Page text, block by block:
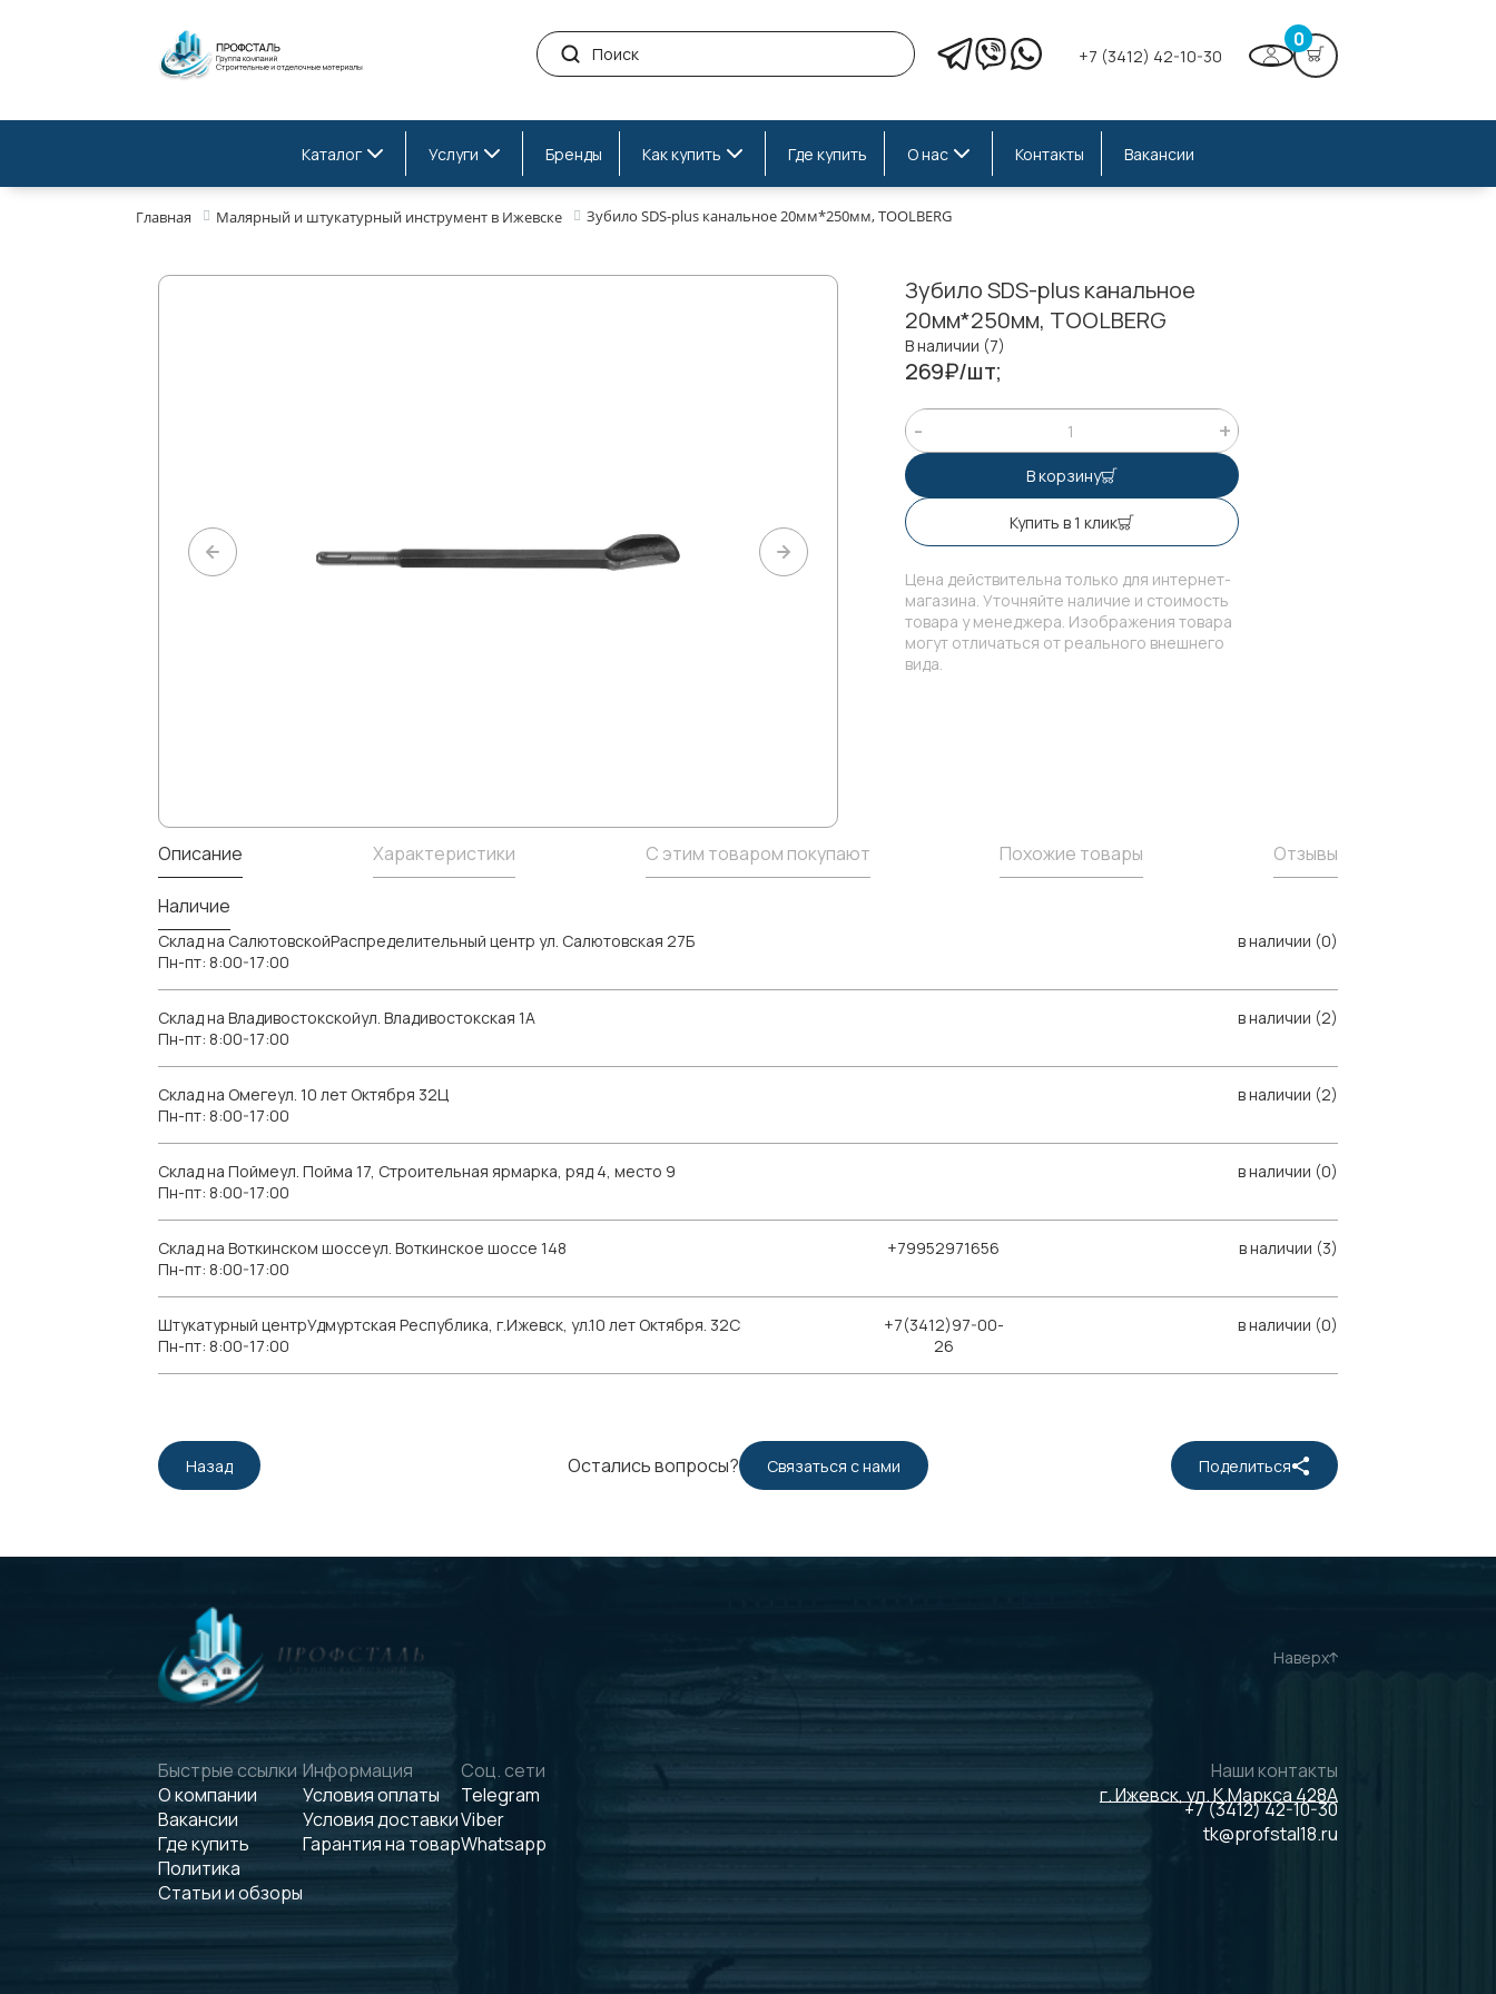
+7 (3412) 42-10-30
0
Каталог Услуги Бренды Как купить Где купить О нас Контакты Вакансии
Главная Малярный и штукатурный инструмент в Ижевске Зубило SDS-plus канальное 20мм*250мм, TOOLBERG
Зубило SDS-plus канальное
20мм*250мм, TOOLBERG
В наличии (7)
269₽/шт;
В корзину
Купить в 1 клик
Цена действительна только для интернет-
магазина. Уточняйте наличие и стоимость
товара у менеджера. Изображения товара
могут отличаться от реального внешнего
вида.
Описание Характеристики С этим товаром покупают Похожие товары Отзывы
Наличие
Склад на СалютовскойРаспределительный центр ул. Салютовская 27Б
Пн-пт: 8:00-17:00
в наличии (0)
Склад на Владивостокскойул. Владивостокская 1А
Пн-пт: 8:00-17:00
в наличии (2)
Склад на Омегеул. 10 лет Октября 32Ц
Пн-пт: 8:00-17:00
в наличии (2)
Склад на Поймеул. Пойма 17, Строительная ярмарка, ряд 4, место 9
Пн-пт: 8:00-17:00
в наличии (0)
Склад на Воткинском шоссеул. Воткинское шоссе 148
Пн-пт: 8:00-17:00
+79952971656 в наличии (3)
Штукатурный центрУдмуртская Республика, г.Ижевск, ул.10 лет Октября. 32С
Пн-пт: 8:00-17:00
+7(3412)97-00-
26
в наличии (0)
Остались вопросы? Связаться с нами
Назад Поделиться
Наверх
Быстрые ссылки
О компании
Вакансии
Где купить
Политика
Статьи и обзоры
Информация
Условия оплаты
Условия доставки
Гарантия на товар
Соц. сети
Telegram
Viber
Whatsapp
Наши контакты
г. Ижевск, ул. К.Маркса 428А
+7 (3412) 42-10-30
tk@profstal18.ru